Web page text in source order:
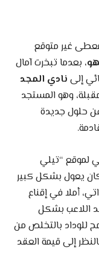
غير متوقع
، بعدما تبخرت آمال
إلىنادي المجد
وهو المستجد
حلول جديدة
“تيلي
يعول بشكل كبير
أملا في إقناع
بشكل
بالتخلص من
إلى قيمة العقد